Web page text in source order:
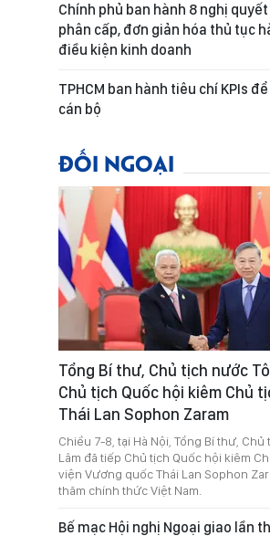
Chính phủ ban hành 8 nghị
phân cấp, đơn giản hóa thủ tục
điều kiện kinh doanh
TPHCM ban hành tiêu chí KPIs
cán bộ
ĐỐI NGOẠI
Tổng Bí thư, Chủ tịch nước
Chủ tịch Quốc hội kiêm Chủ
Thái Lan Sophon Zaram
Chiều 7-8, tại Hà Nội, Tổng Bí thư, Chủ
Lâm đã tiếp Chủ tịch Quốc hội kiêm
viện Vương quốc Thái Lan Sophon
thăm chính thức Việt Nam.
Bế mạc Hội nghị Ngoại giao lần